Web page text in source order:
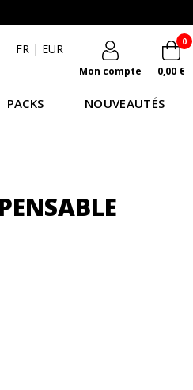
FR | EUR
Mon compte
0
0,00 €
PACKS NOUVEAUTÉS